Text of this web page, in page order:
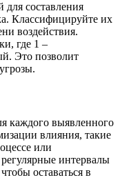
составления
Классифицируйте их
воздействия.
где 1 –
Это позволит
каждого выявленного
влияния, такие
или
интервалы
оставаться в